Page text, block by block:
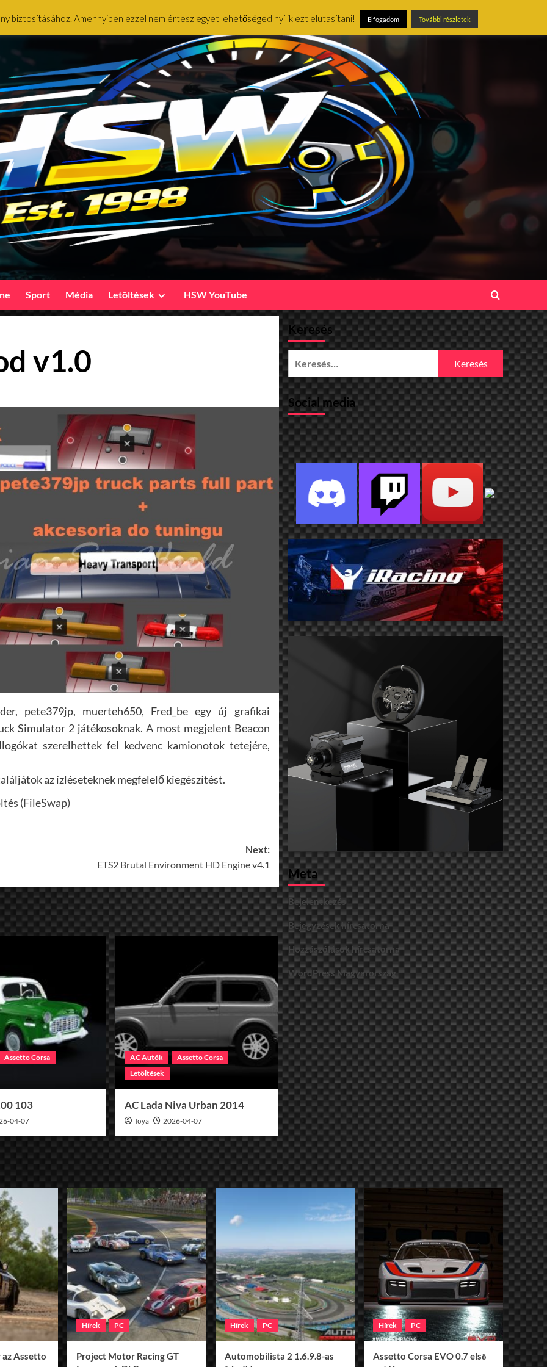
Sport Média Letöltések HSW YouTube
v1.0
pete379jp, muerteh650, Fred_be egy új grafikai
Simulator 2 játékosoknak. A most megjelent Beacon
szerelhettek fel kedvenc kamionotok tetejére,
az ízléseteknek megfelelő kiegészítést.
(FileSwap)
Next:
ETS2 Brutal Environment HD Engine v4.1
Assetto Corsa
103
04-07
AC Autók
Assetto Corsa
Letöltések
AC Lada Niva Urban 2014
Toya 2026-04-07
Keresés
Keresés:
Social media
Meta
Bejelentkezés
Bejegyzések hírcsatorna
Hozzászólások hírcsatorna
WordPress Magyarország
az Assetto
Hírek PC
Project Motor Racing GT
Hírek PC
Automobilista 2 1.6.9.8-as
Hírek PC
Assetto Corsa EVO 0.7 első
biztosításához. Amennyiben ezzel nem értesz egyet lehetőséged nyílik ezt elutasítani! Elfogadom További részletek